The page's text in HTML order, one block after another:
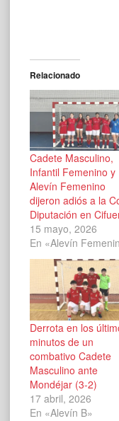
Relacionado
Cadete Masculino,
Infantil Femenino y
Alevín Femenino
dijeron adiós a la
Diputación en
15 mayo, 2026
En «Alevín
Derrota en los
minutos de un
combativo Cadete
Masculino ante
Mondéjar (3-2)
17 abril, 2026
En «Alevín B»